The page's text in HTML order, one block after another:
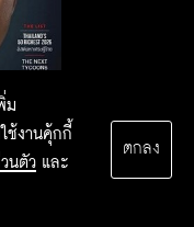
ม
ช้งานคุ้กกี้
นตัว และ
ตกลง
RESERVED